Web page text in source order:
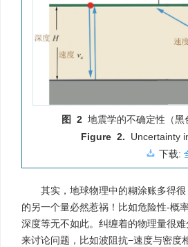
图 2 地震学的不确定性（黑
Figure 2.
Uncertainty
下载:
其实，地球物理中的糊涂账多得
的另一个量必然惹祸！比如危险性-概
深度等无不如此。纠缠着的物理量很
来讨论问题，比如波阻抗−速度与密度